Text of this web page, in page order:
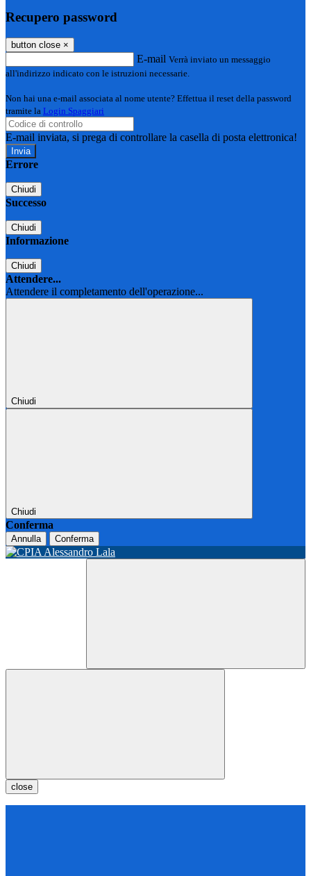
Recupero password
button close ×
E-mail Verrà inviato un messaggio
all'indirizzo indicato con le istruzioni necessarie.
Non hai una e-mail associata al nome utente? Effettua il reset della password
tramite la Login Spaggiari
E-mail inviata, si prega di controllare la casella di posta elettronica!
Errore
Chiudi
Successo
Chiudi
Informazione
Chiudi
Attendere...
Attendere il completamento dell'operazione...
Chiudi
Chiudi
Conferma
Annulla Conferma
close